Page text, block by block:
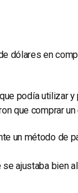
dólares en
podía utilizar y
que comprar
un método de
ajustaba bien